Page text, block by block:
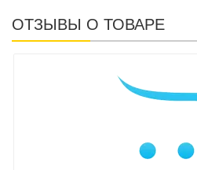
ОТЗЫВЫ О ТОВАРЕ